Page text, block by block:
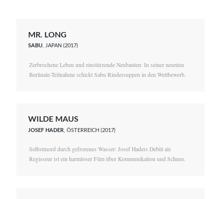
MR. LONG
SABU, JAPAN (2017)
Zerbrochene Leben und einstürzende Neubauten: In seiner neunten
Berlinale-Teilnahme schickt Sabu Rindersuppen in den Wettbewerb.
WILDE MAUS
JOSEF HADER , ÖSTERREICH (2017)
Selbstmord durch gefrorenes Wasser: Josef Haders Debüt als
Regisseur ist ein harmloser Film über Kommunikation und Schnee.